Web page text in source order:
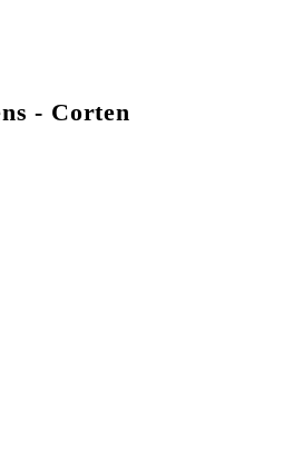
- Corten